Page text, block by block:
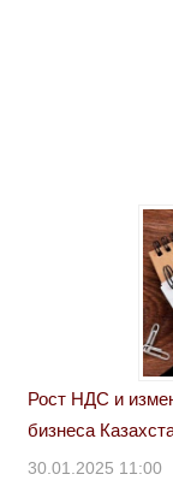
Рост НДС и
бизнеса
30.01.2025 11:00